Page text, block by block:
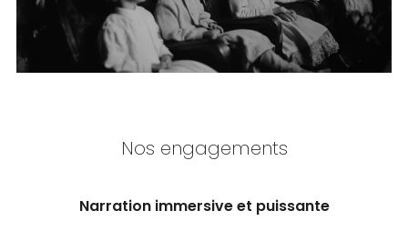
Nos engagements
Narration immersive et puissante